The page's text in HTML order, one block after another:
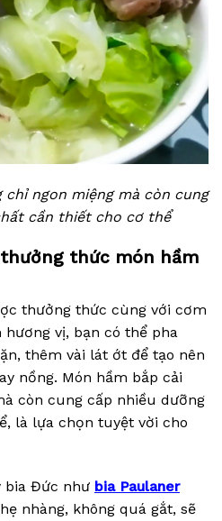
chỉ ngon miệng mà còn cung
cần thiết cho cơ thể
thức món hầm
thưởng thức cùng với cơm
vị, bạn có thể pha
thêm vài lát ớt để tạo nên
nồng. Món hầm bắp cải
còn cung cấp nhiều dưỡng
là lựa chọn tuyệt vời cho
bia Đức như bia Paulaner
nhàng, không quá gắt, sẽ